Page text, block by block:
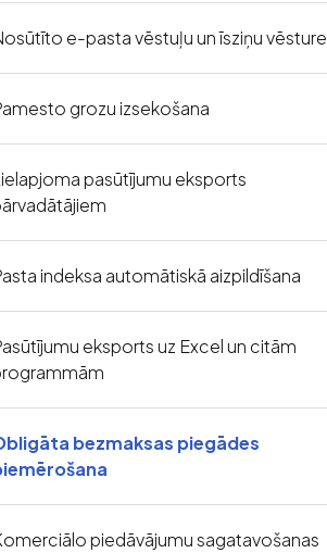
e-pasta vēstuļu un īsziņu vēsture
grozu izsekošana
pasūtījumu eksports
indeksa automātiskā aizpildīšana
eksports uz Excel un citām
bezmaksas piegādes
piedāvājumu sagatavošanas